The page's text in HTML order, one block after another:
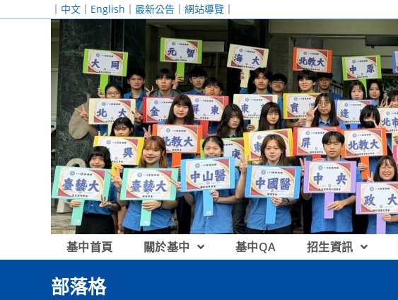
｜ 中文 ｜ English ｜ 最新公告 ｜ 網站導覽 ｜
基中首頁 關於基中 基中QA 招生資訊
部落格